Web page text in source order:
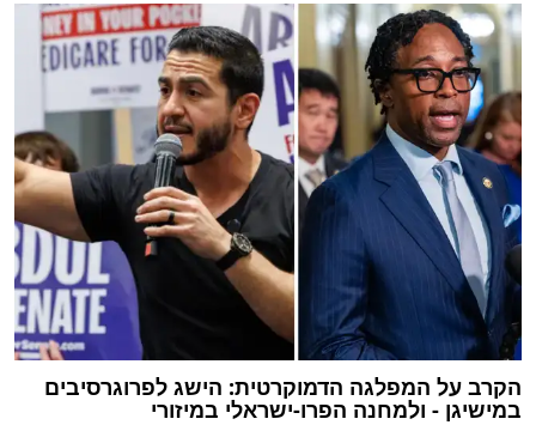
הקרב על המפלגה הדמוקרטית: הישג לפרוגרסיבים
במישיגן - ולמחנה הפרו-ישראלי במיזורי